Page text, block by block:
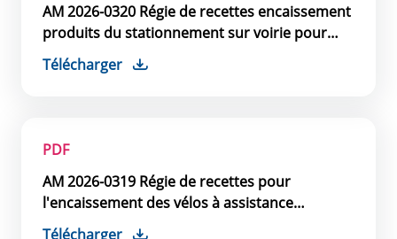
AM 2026-0320 Régie de recettes encaissement
produits du stationnement sur voirie pour
horodateurs
Télécharger
PDF
AM 2026-0319 Régie de recettes pour
l'encaissement des vélos à assistance
électrique
Télécharger